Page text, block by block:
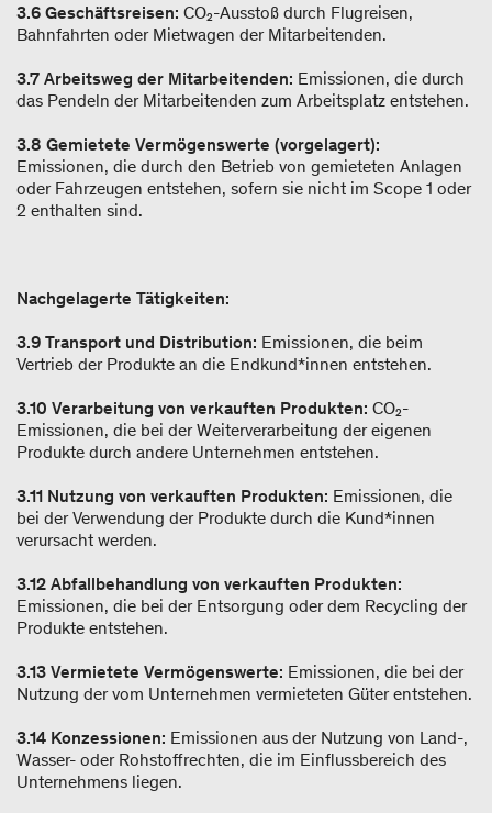
3.6 Geschäftsreisen: CO₂-Ausstoß durch Flugreisen,
Bahnfahrten oder Mietwagen der Mitarbeitenden.
3.7 Arbeitsweg der Mitarbeitenden: Emissionen, die durch
das Pendeln der Mitarbeitenden zum Arbeitsplatz entstehen.
3.8 Gemietete Vermögenswerte (vorgelagert):
Emissionen, die durch den Betrieb von gemieteten Anlagen
oder Fahrzeugen entstehen, sofern sie nicht im Scope 1 oder
2 enthalten sind.
Nachgelagerte Tätigkeiten:
3.9 Transport und Distribution: Emissionen, die beim
Vertrieb der Produkte an die Endkund*innen entstehen.
3.10 Verarbeitung von verkauften Produkten: CO₂-
Emissionen, die bei der Weiterverarbeitung der eigenen
Produkte durch andere Unternehmen entstehen.
3.11 Nutzung von verkauften Produkten: Emissionen, die
bei der Verwendung der Produkte durch die Kund*innen
verursacht werden.
3.12 Abfallbehandlung von verkauften Produkten:
Emissionen, die bei der Entsorgung oder dem Recycling der
Produkte entstehen.
3.13 Vermietete Vermögenswerte: Emissionen, die bei der
Nutzung der vom Unternehmen vermieteten Güter entstehen.
3.14 Konzessionen: Emissionen aus der Nutzung von Land-,
Wasser- oder Rohstoffrechten, die im Einflussbereich des
Unternehmens liegen.